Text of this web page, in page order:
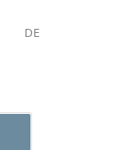
DE